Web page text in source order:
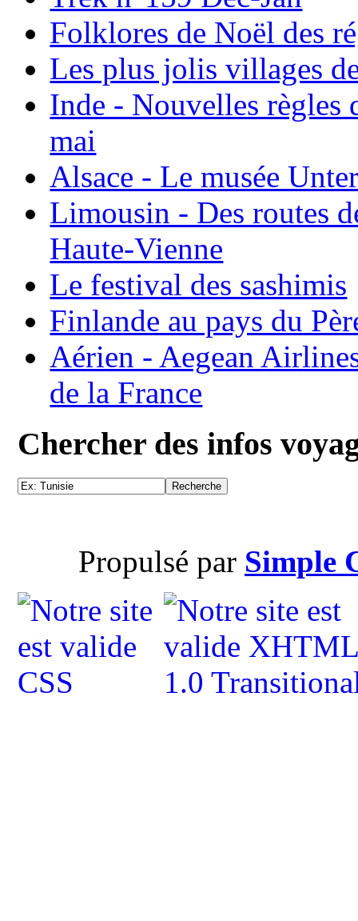
Folklores de Noël des
Les plus jolis villages
Inde - Nouvelles règles
mai
Alsace - Le musée
Limousin - Des routes
Haute-Vienne
Le festival des sashimis
Finlande au pays du
Aérien - Aegean
de la France
Chercher des infos
Propulsé par Simple